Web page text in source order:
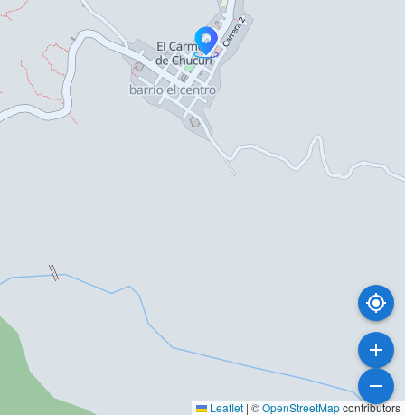
Leaflet | ©OpenStreetMapcontributors